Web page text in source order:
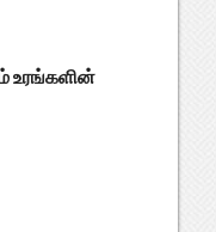
உரங்களின்